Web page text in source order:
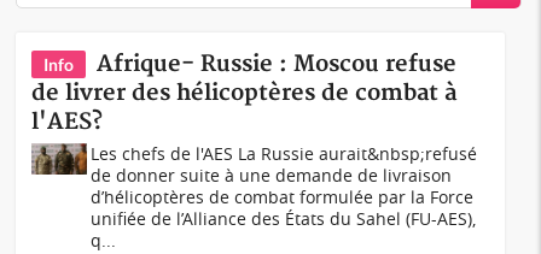
Info
Afrique- Russie : Moscou refuse
de livrer des hélicoptères de combat à
l'AES?
Les chefs de l'AES La Russie aurait&nbsp;refusé
de donner suite à une demande de livraison
d’hélicoptères de combat formulée par la Force
unifiée de l’Alliance des États du Sahel (FU-AES),
q...